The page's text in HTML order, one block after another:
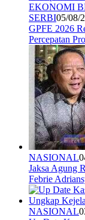
EKONOMI
SERBI05/08/
GPFE 2026
Percepatan
NASIONAL
Jaksa Agung
Febrie
NASIONAL